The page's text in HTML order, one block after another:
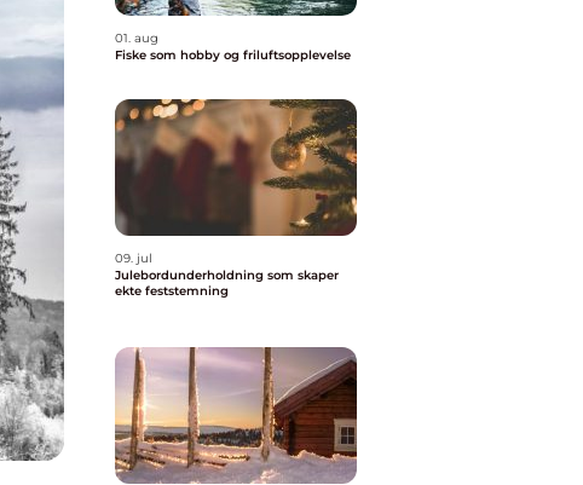
01. aug
Fiske som hobby og friluftsopplevelse
09. jul
Julebordunderholdning som skaper
ekte feststemning